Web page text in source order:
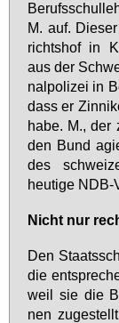
M. auf.
richts­hof in
aus der
nal­po­li­zei in
dass er
ha­be. M., der
den Bund
des
heu­ti­ge NDB-
Nicht nur
Den
die
weil sie die
nen